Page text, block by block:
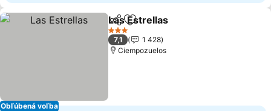
Obľúbená voľba
ZdieľaťPridať do obľúbených
Las Estrellas
3 Počet hviezdičiek
7,1
1 428
Ciempozuelos